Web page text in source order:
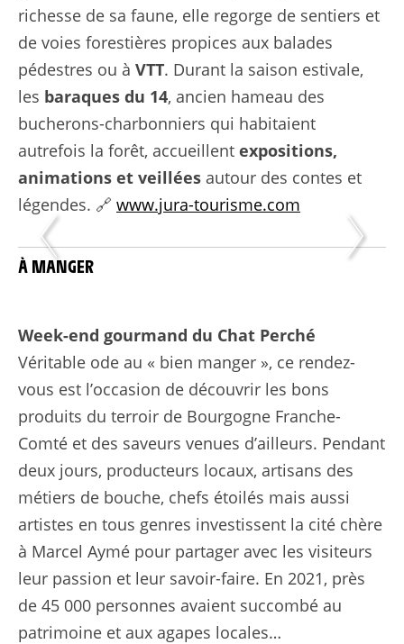
richesse de sa faune, elle regorge de sentiers et
de voies forestières propices aux balades
pédestres ou à VTT. Durant la saison estivale,
les baraques du 14, ancien hameau des
bucherons-charbonniers qui habitaient
autrefois la forêt, accueillent expositions,
animations et veillées autour des contes et
légendes. 🔗 www.jura-tourisme.com
À MANGER
Week-end gourmand du Chat Perché
Véritable ode au « bien manger », ce rendez-
vous est l’occasion de découvrir les bons
produits du terroir de Bourgogne Franche-
Comté et des saveurs venues d’ailleurs. Pendant
deux jours, producteurs locaux, artisans des
métiers de bouche, chefs étoilés mais aussi
artistes en tous genres investissent la cité chère
à Marcel Aymé pour partager avec les visiteurs
leur passion et leur savoir-faire. En 2021, près
de 45 000 personnes avaient succombé au
patrimoine et aux agapes locales…